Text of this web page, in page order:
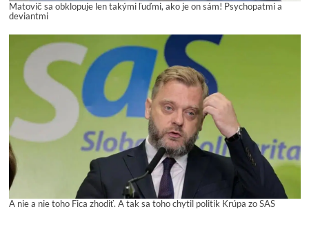
Matovič sa obklopuje len takými ľuďmi, ako je on sám! Psychopatmi a
deviantmi
A nie a nie toho Fica zhodiť. A tak sa toho chytil politik Krúpa zo SAS